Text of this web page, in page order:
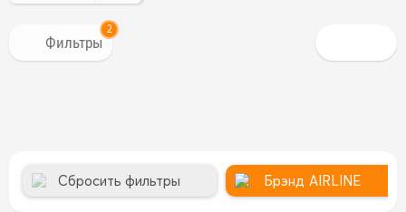
2
Сбросить фильтры Брэнд AIRLINE